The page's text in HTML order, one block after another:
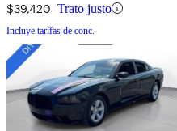
$39,420 Trato justo
Incluye tarifas de conc.